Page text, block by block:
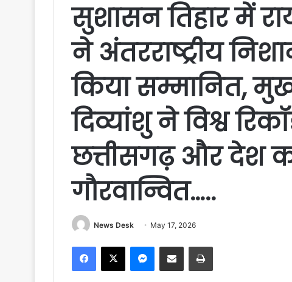
सुशासन तिहार में
ने अंतरराष्ट्रीय
किया सम्मानित,
दिव्यांशु ने विश्व
छत्तीसगढ़ और देश
गौरवान्वित…..
News Desk May 17, 2026
Facebook
X Messenger
Share via Email Print